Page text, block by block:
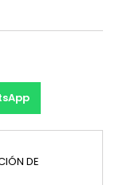
DE